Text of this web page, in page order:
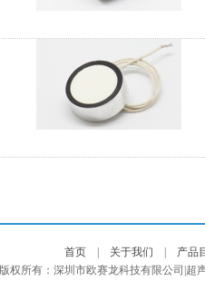
首页 关于我们
产品
版权所有：深圳市欧赛龙科技有限公司|超